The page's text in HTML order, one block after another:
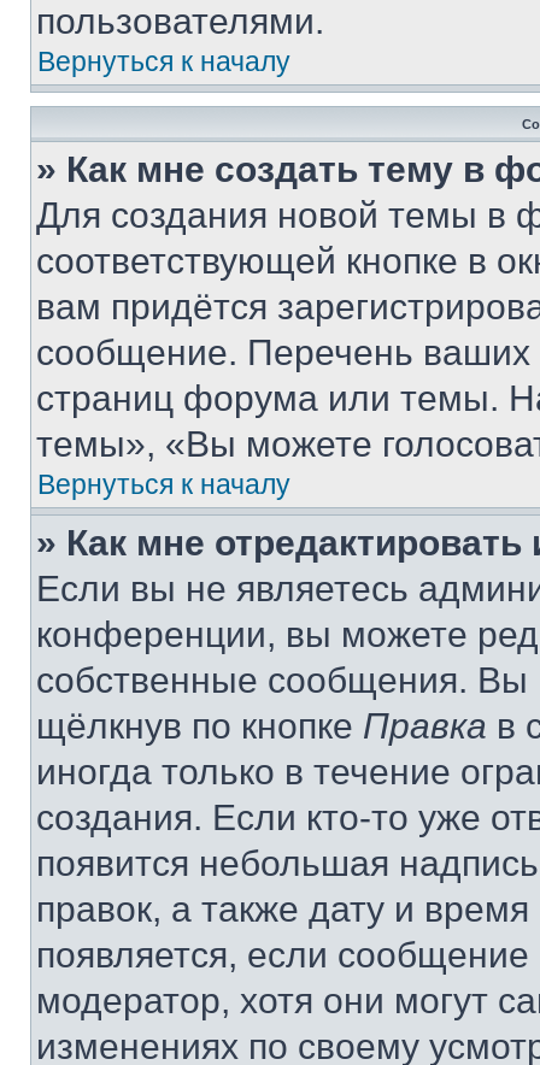
пользователями.
Вернуться к началу
» Как мне создать тему в
Для создания новой темы в
соответствующей кнопке в
вам придётся
сообщение. Перечень ваших
страниц форума или темы.
темы», «Вы можете
Вернуться к началу
» Как мне
Если вы не являетесь
конференции, вы можете
собственные сообщения. Вы
щёлкнув по кнопке Правка в
иногда только в течение
создания. Если кто-то уже
появится небольшая
правок, а также дату и
появляется, если
модератор, хотя они могут
изменениях по своему